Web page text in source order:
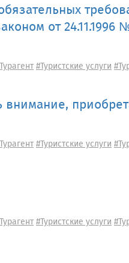
от
#Туристские услуги
внимание,
#Туристские услуги
#Туристские услуги